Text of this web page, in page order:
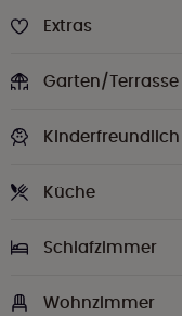
Extras
Garten/Terrasse
Kinderfreundlich
Küche
Schlafzimmer
Wohnzimmer